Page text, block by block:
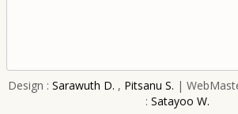
Design : Sarawuth D. , Pitsanu S. |
: Satayoo W.